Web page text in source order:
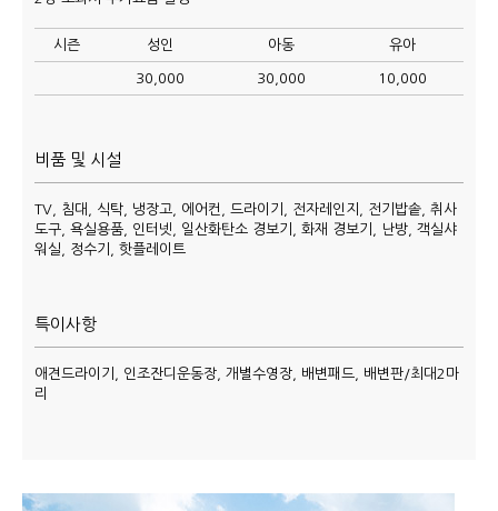
시즌 성인 아동 유아
30,000 30,000 10,000
비품 및 시설
TV, 침대, 식탁, 냉장고, 에어컨, 드라이기, 전자레인지, 전기밥솥, 취사
도구, 욕실용품, 인터넷, 일산화탄소 경보기, 화재 경보기, 난방, 객실샤
워실, 정수기, 핫플레이트
특이사항
애견드라이기, 인조잔디운동장, 개별수영장, 배변패드, 배변판/최대2마
리